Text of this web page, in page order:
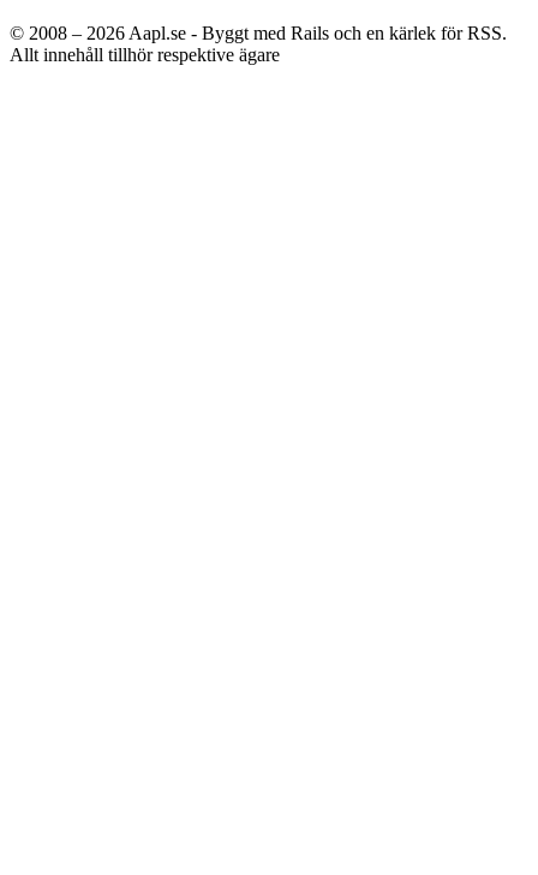
© 2008 – 2026 Aapl.se - Byggt med Rails och en kärlek för RSS.
Allt innehåll tillhör respektive ägare